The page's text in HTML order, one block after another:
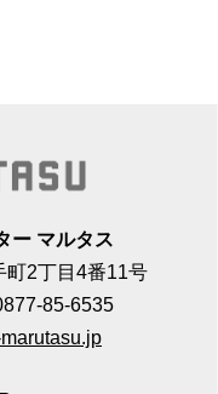
ー マルタス
町2丁目4番11号
85-6535